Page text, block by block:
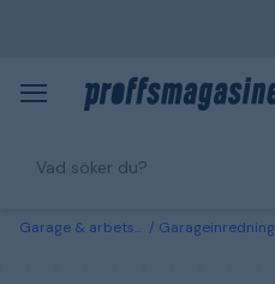
Garage & arbetsplats Garageinredning & förvaring